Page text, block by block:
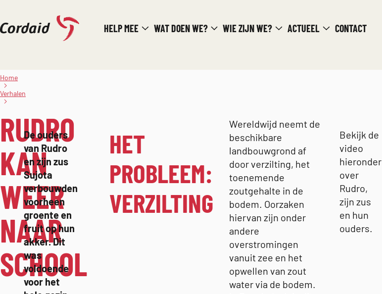
naar
HELP MEE WAT DOEN WE? WIE ZIJN WE? ACTUEEL CONTACT
Home
Verhalen
kan
weer
naar
RUDRO
KAN
WEER
NAAR
SCHOOL
De ouders
van Rudro
en zijn zus
Sujota
verbouwden
voorheen
groente en
fruit op hun
akker. Dit
was
voldoende
voor het
HET
PROBLEEM:
VERZILTING
Wereldwijd neemt de
beschikbare
landbouwgrond af
door verzilting, het
toenemende
zoutgehalte in de
bodem. Oorzaken
hiervan zijn onder
andere
overstromingen
vanuit zee en het
opwellen van zout
water via de bodem.
Bekijk de
video
hieronder
over
Rudro,
zijn zus
en hun
ouders.